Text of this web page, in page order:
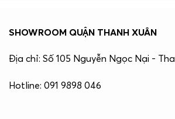
SHOWROOM QUẬN THANH XUÂN
Địa chỉ: Số 105 Nguyễn Ngọc Nại -
Hotline: 091 9898 046